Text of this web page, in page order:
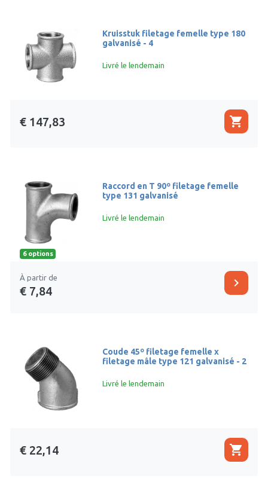
Kruisstuk filetage femelle type 180
galvanisé - 4
Livré le lendemain
€ 147,83 shopping_cart
6 options
Raccord en T 90º filetage femelle
type 131 galvanisé
Livré le lendemain
À partir de
€ 7,84
chevron_right
Coude 45º filetage femelle x
filetage mâle type 121 galvanisé - 2
Livré le lendemain
€ 22,14 shopping_cart